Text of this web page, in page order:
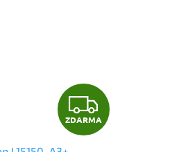
Z
D
ZDARMA